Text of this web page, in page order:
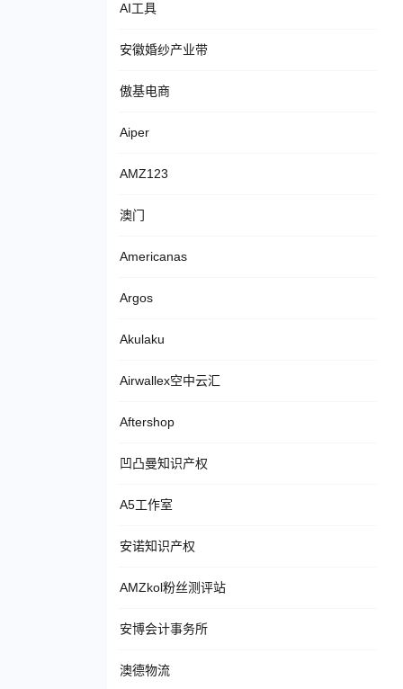
AI工具
安徽婚纱产业带
傲基电商
Aiper
AMZ123
澳门
Americanas
Argos
Akulaku
Airwallex空中云汇
Aftershop
凹凸曼知识产权
A5工作室
安诺知识产权
AMZkol粉丝测评站
安博会计事务所
澳德物流